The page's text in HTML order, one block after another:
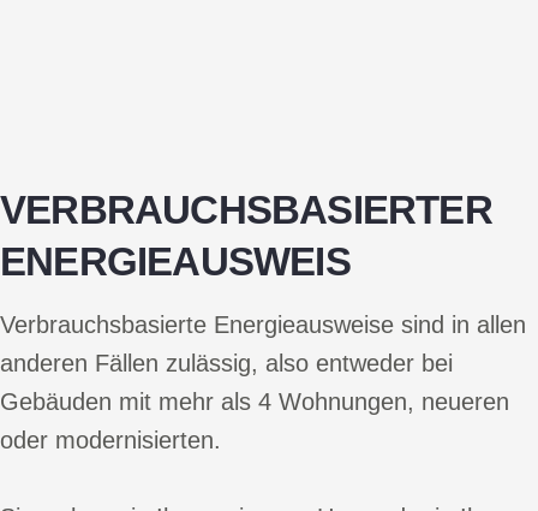
VERBRAUCHSBASIERTER
ENERGIEAUSWEIS
Verbrauchsbasierte Energieausweise sind in allen
anderen Fällen zulässig, also entweder bei
Gebäuden mit mehr als 4 Wohnungen, neueren
oder modernisierten.